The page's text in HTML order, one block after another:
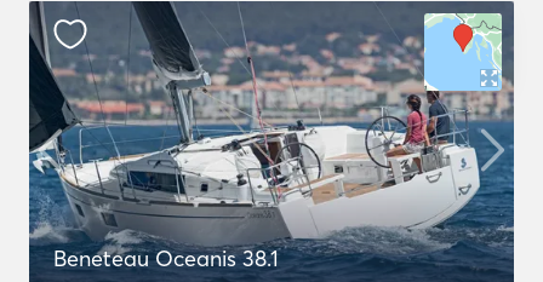
Beneteau Oceanis 38.1